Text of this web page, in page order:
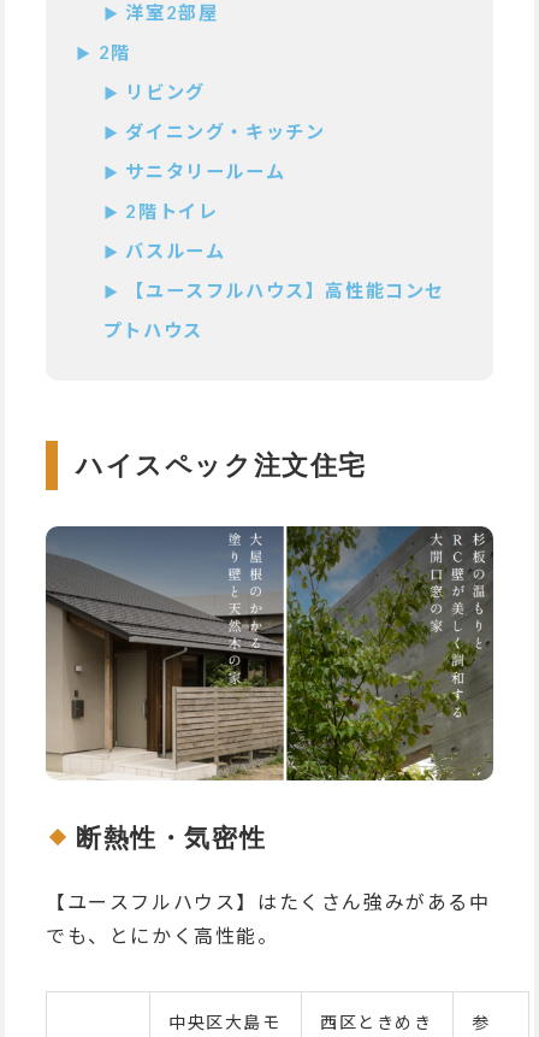
洋室2部屋
2階
リビング
ダイニング・キッチン
サニタリールーム
2階トイレ
バスルーム
【ユースフルハウス】高性能コンセ
プトハウス
ハイスペック注文住宅
断熱性・気密性
【ユースフルハウス】はたくさん強みがある中
でも、とにかく高性能。
中央区大島モ
西区ときめき
参